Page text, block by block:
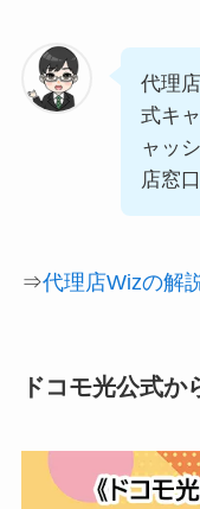
代理
式キ
ャッ
店窓
⇒代理店Wizの解
ドコモ光公式か